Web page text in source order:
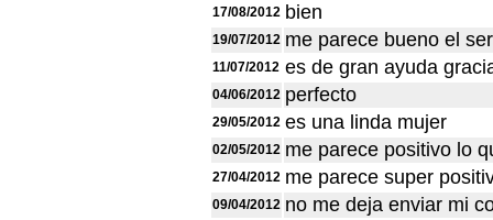
17/08/2012 bien
19/07/2012 me parece bueno el
11/07/2012 es de gran ayuda
04/06/2012 perfecto
29/05/2012 es una linda mujer
02/05/2012 me parece positivo lo
27/04/2012 me parece super
09/04/2012 no me deja enviar mi